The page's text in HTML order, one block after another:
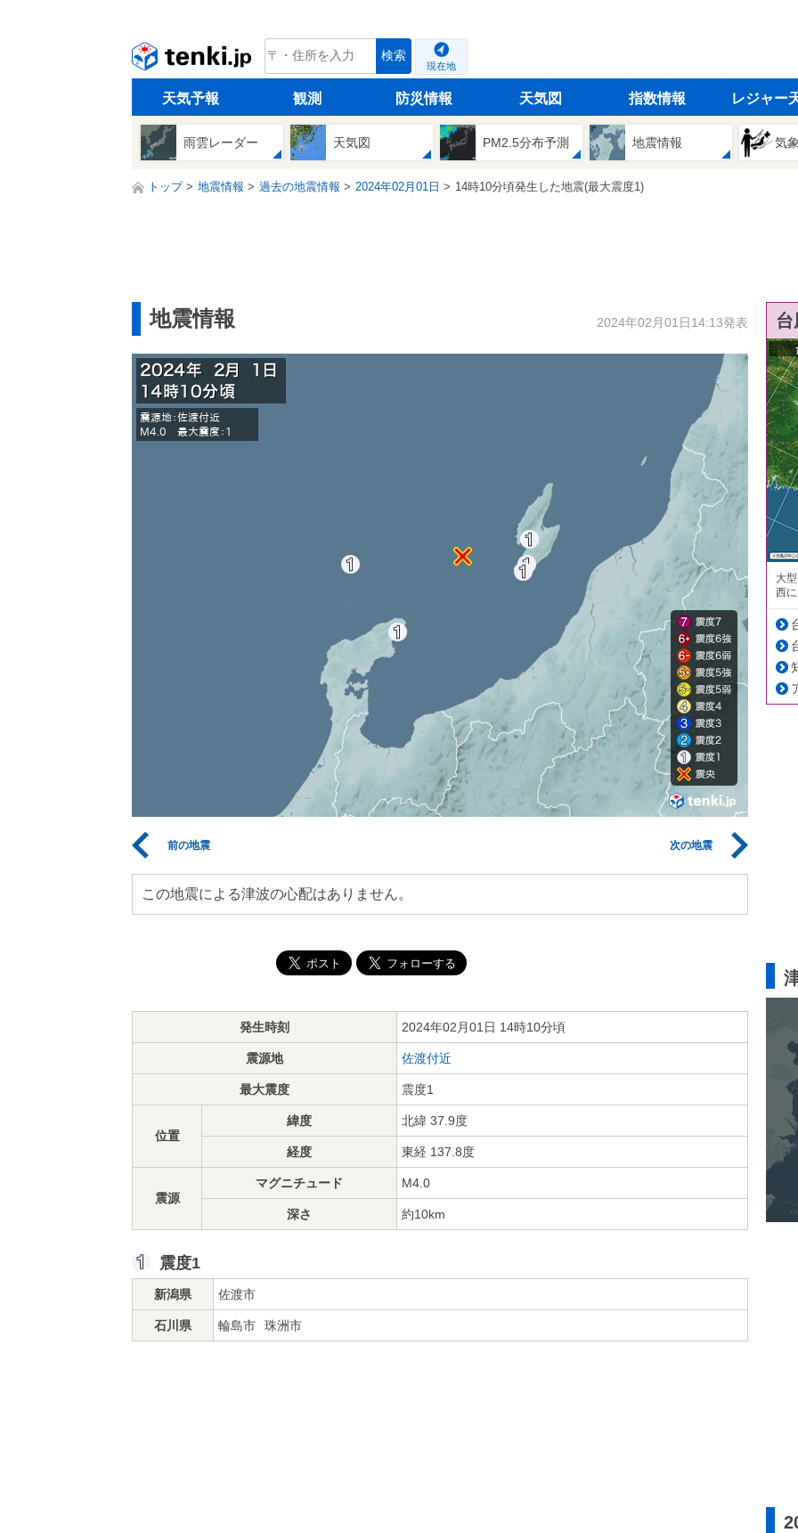
tenki.jp 検索
現在地
天気予報 観測 防災情報 天気図 指数情報 レジャー
雨雲レーダー 天気図 PM2.5分布予測 地震情報 気
トップ 地震情報 過去の地震情報 2024年02月01日 14時10分頃発生した地震(最大震度1)
地震情報 2024年02月01日14:13発表
前の地震 次の地震
この地震による津波の心配はありません。
発生時刻 2024年02月01日 14時10分頃
震源地 佐渡付近
最大震度 震度1
位置
緯度 北緯 37.9度
経度 東経 137.8度
震源
マグニチュード M4.0
深さ 約10km
震度1
新潟県 佐渡市
石川県 輪島市 珠洲市
大
西